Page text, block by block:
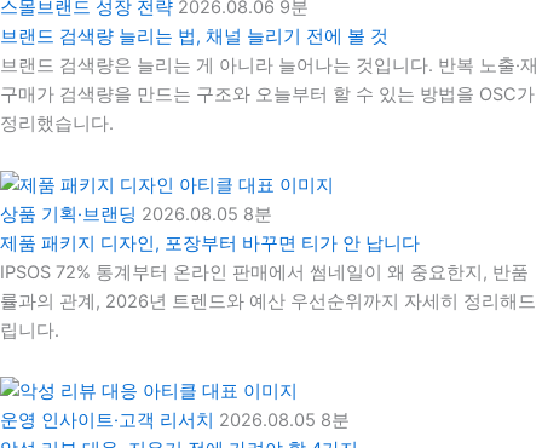
스몰브랜드 성장 전략 2026.08.06 9분
브랜드 검색량 늘리는 법, 채널 늘리기 전에 볼 것
브랜드 검색량은 늘리는 게 아니라 늘어나는 것입니다. 반복 노출·재
구매가 검색량을 만드는 구조와 오늘부터 할 수 있는 방법을 OSC가
정리했습니다.
상품 기획·브랜딩 2026.08.05 8분
제품 패키지 디자인, 포장부터 바꾸면 티가 안 납니다
IPSOS 72% 통계부터 온라인 판매에서 썸네일이 왜 중요한지, 반품
률과의 관계, 2026년 트렌드와 예산 우선순위까지 자세히 정리해드
립니다.
운영 인사이트·고객 리서치 2026.08.05 8분